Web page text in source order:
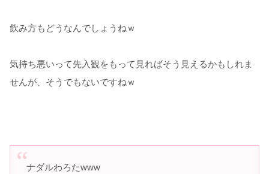
飲み方もどうなんでしょうねｗ
気持ち悪いって先入観をもって見ればそう見えるかもしれま
せんが、そうでもないですねｗ
ナダルわろたwww